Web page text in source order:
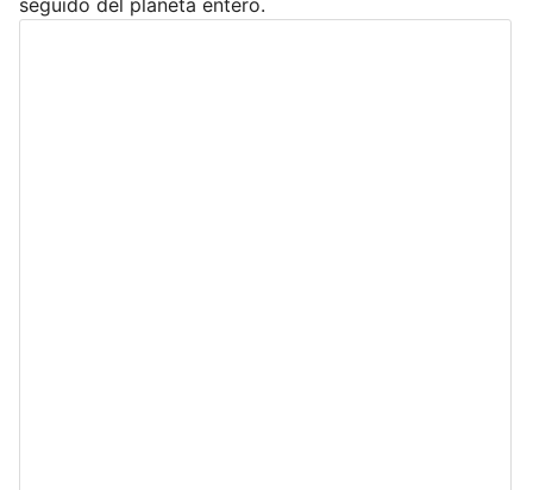
seguido del planeta entero.